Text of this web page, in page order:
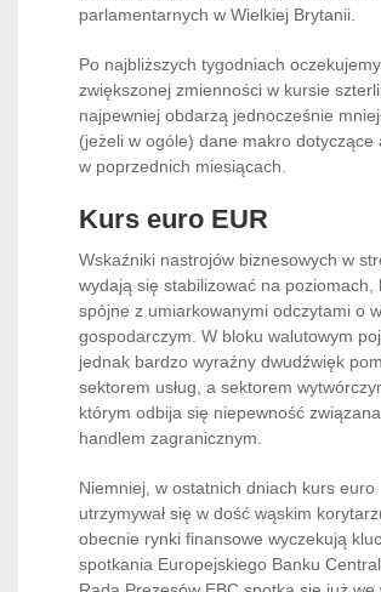
parlamentarnych w Wielkiej Brytanii.
Po najbliższych tygodniach
zwiększonej zmienności w kursie
najpewniej obdarzą jednocześnie
(jeżeli w ogóle) dane makro dotyczące
w poprzednich miesiącach.
Kurs euro EUR
Wskaźniki nastrojów biznesowych w
wydają się stabilizować na poziomach,
spójne z umiarkowanymi odczytami o
gospodarczym. W bloku walutowym
jednak bardzo wyraźny dwudźwięk
sektorem usług, a sektorem
którym odbija się niepewność
handlem zagranicznym.
Niemniej, w ostatnich dniach kurs euro
utrzymywał się w dość wąskim
obecnie rynki finansowe wyczekują
spotkania Europejskiego Banku